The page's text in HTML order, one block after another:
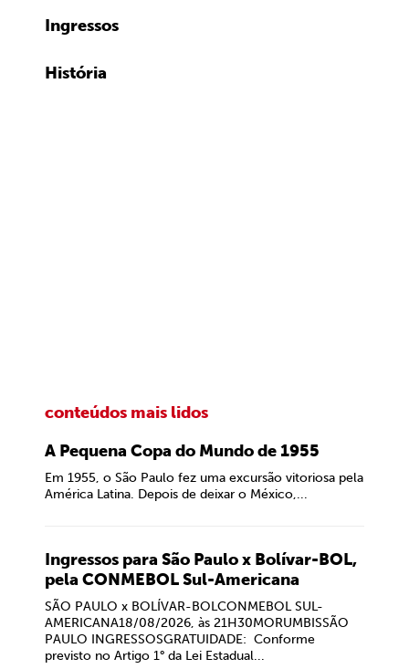
Ingressos
História
conteúdos mais lidos
A Pequena Copa do Mundo de 1955
Em 1955, o São Paulo fez uma excursão vitoriosa pela
América Latina. Depois de deixar o México,...
Ingressos para São Paulo x Bolívar-BOL,
pela CONMEBOL Sul-Americana
SÃO PAULO x BOLÍVAR-BOLCONMEBOL SUL-
AMERICANA18/08/2026, às 21H30MORUMBISSÃO
PAULO INGRESSOSGRATUIDADE: Conforme
previsto no Artigo 1° da Lei Estadual...